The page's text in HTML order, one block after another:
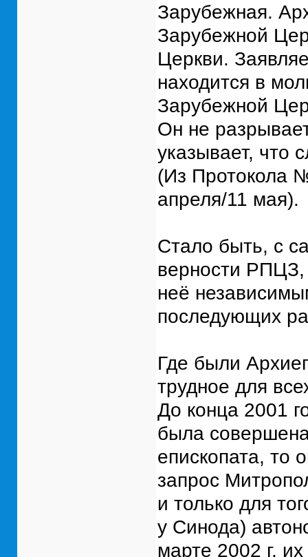
Зарубежная.
Зарубежной
Церкви.
находится в
Зарубежной
Он не
указывает, что
(Из Протокола
апреля/11 мая).
Стало быть, с
верности
неё
последующих
Где были
трудное для
До конца 2001
была
епископата, то
запрос
и только для
у Синода)
марте 2002 г.